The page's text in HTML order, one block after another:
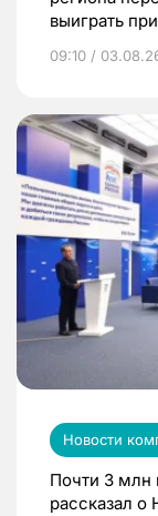
выиграть
09:10 /
Новости
Почти 3
рассказал